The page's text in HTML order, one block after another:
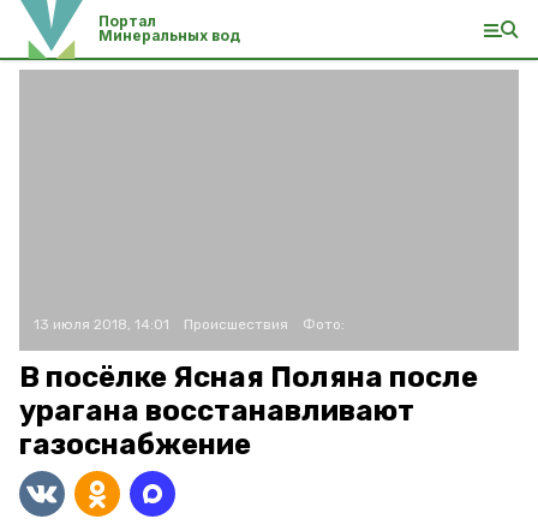
Портал
Минеральных вод
13 июля 2018, 14:01 Происшествия Фото:
В посёлке Ясная Поляна после
урагана восстанавливают
газоснабжение